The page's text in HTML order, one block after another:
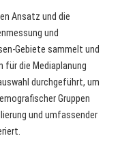
Ansatz und die
und
Gebiete sammelt und
die Mediaplanung
durchgeführt, um
Gruppen
und umfassender